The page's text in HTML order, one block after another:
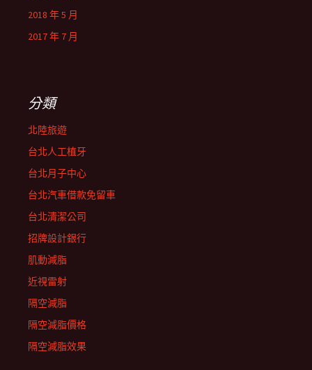
2018 年 5 月
2017 年 7 月
分類
北陸旅遊
台北人工植牙
台北月子中心
台北汽車借款免留車
台北清潔公司
招牌設計銀行
肌動減脂
近視雷射
隔空減脂
隔空減脂價格
隔空減脂效果